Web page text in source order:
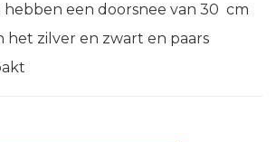
een doorsnee van 30 cm
het zilver en zwart en paars